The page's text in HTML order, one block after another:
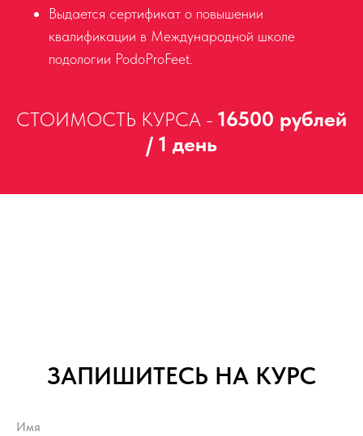
Выдается сертификат о повышении
квалификации в Международной школе
подологии PodoProFeet.
СТОИМОСТЬ КУРСА - 16500 рублей
/ 1 день
ЗАПИШИТЕСЬ НА КУРС